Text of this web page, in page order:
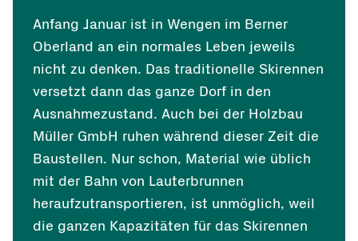
Anfang Januar ist in Wengen im Berner
Oberland an ein normales Leben jeweils
nicht zu denken. Das traditionelle Skirennen
versetzt dann das ganze Dorf in den
Ausnahmezustand. Auch bei der Holzbau
Müller GmbH ruhen während dieser Zeit die
Baustellen. Nur schon, Material wie üblich
mit der Bahn von Lauterbrunnen
heraufzutransportieren, ist unmöglich, weil
die ganzen Kapazitäten für das Skirennen